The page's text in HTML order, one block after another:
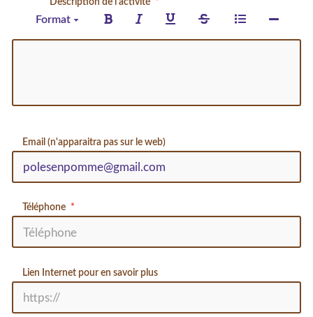
Description de l'activité
Format
Email (n'apparaitra pas sur le web)
Téléphone
Lien Internet pour en savoir plus